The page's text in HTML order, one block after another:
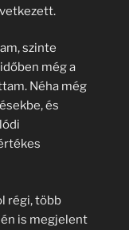
szinte
még a
Néha még
és
régi, több
is megjelent